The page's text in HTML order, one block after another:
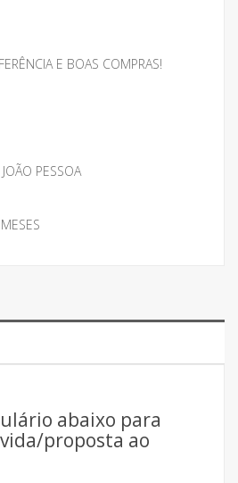
E BOAS COMPRAS!
PESSOA
abaixo para
proposta ao